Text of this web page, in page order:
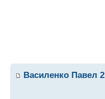
Василенко Павел 2